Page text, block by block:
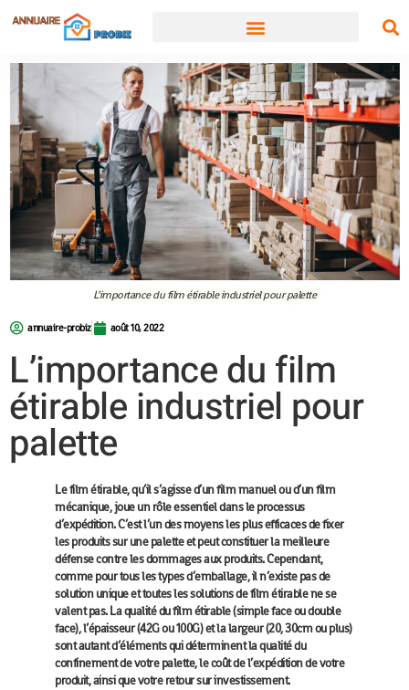
L’importance du film étirable industriel pour palette
annuaire-probiz août 10, 2022
L’importance du film
étirable industriel pour
palette
Le film étirable, qu’il s’agisse d’un film manuel ou d’un film
mécanique, joue un rôle essentiel dans le processus
d’expédition. C’est l’un des moyens les plus efficaces de fixer
les produits sur une palette et peut constituer la meilleure
défense contre les dommages aux produits. Cependant,
comme pour tous les types d’emballage, il n’existe pas de
solution unique et toutes les solutions de film étirable ne se
valent pas. La qualité du film étirable (simple face ou double
face), l’épaisseur (42G ou 100G) et la largeur (20, 30cm ou plus)
sont autant d’éléments qui déterminent la qualité du
confinement de votre palette, le coût de l’expédition de votre
produit, ainsi que votre retour sur investissement.